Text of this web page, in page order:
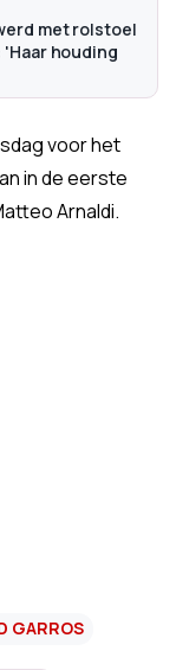
met rolstoel
houding
voor het
in de eerste
Arnaldi.
GARROS